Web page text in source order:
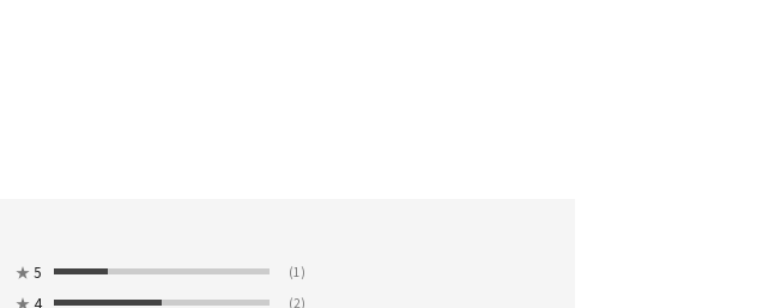
★ 5 (1)
★ 4 (2)